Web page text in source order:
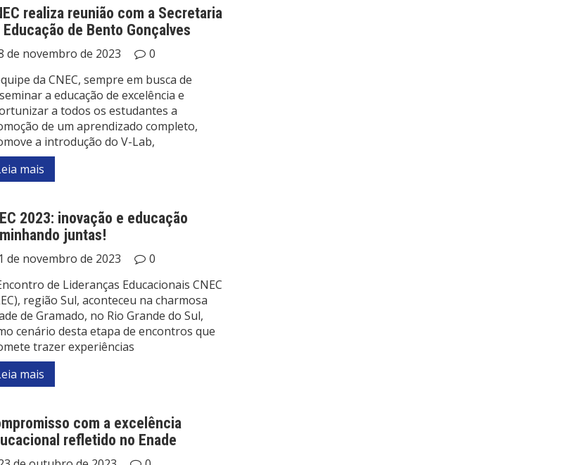
realiza reunião com a Secretaria
Educação de Bento Gonçalves
de novembro de 2023
0
da CNEC, sempre em busca de
a educação de excelência e
a todos os estudantes a
de um aprendizado completo,
a introdução do V-Lab,
mais
2023: inovação e educação
juntas!
1 de novembro de 2023
0
de Lideranças Educacionais CNEC
região Sul, aconteceu na charmosa
de Gramado, no Rio Grande do Sul,
cenário desta etapa de encontros que
trazer experiências
mais
com a excelência
refletido no Enade